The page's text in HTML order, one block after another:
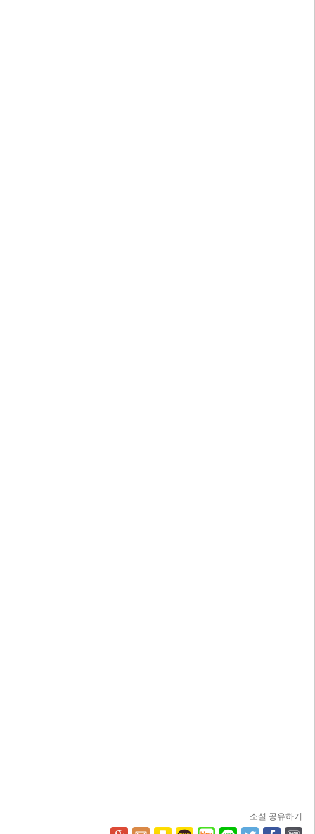
소셜 공유하기